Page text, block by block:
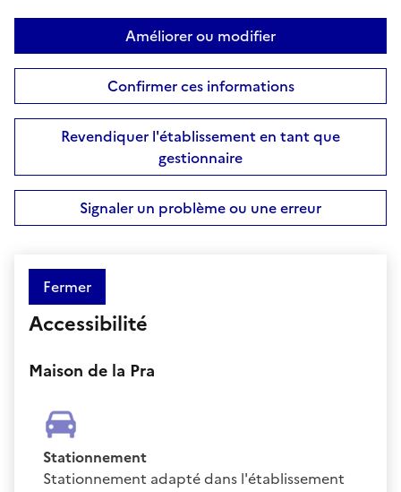
Améliorer ou modifier
Confirmer ces informations
Revendiquer l'établissement en tant que
gestionnaire
Signaler un problème ou une erreur
Fermer
Accessibilité
Maison de la Pra
Stationnement
Stationnement adapté dans l'établissement